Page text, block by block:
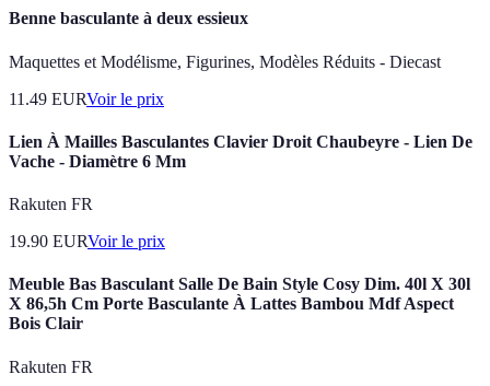
Benne basculante à deux essieux
Maquettes et Modélisme, Figurines, Modèles Réduits - Diecast
11.49 EURVoir le prix
Lien À Mailles Basculantes Clavier Droit Chaubeyre - Lien De
Vache - Diamètre 6 Mm
Rakuten FR
19.90 EURVoir le prix
Meuble Bas Basculant Salle De Bain Style Cosy Dim. 40l X 30l
X 86,5h Cm Porte Basculante À Lattes Bambou Mdf Aspect
Bois Clair
Rakuten FR